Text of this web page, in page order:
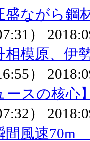
盛ながら鋼
）
相模原、伊
）
ースの核
）
間風速70m